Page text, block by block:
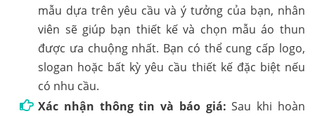
mẫu dựa trên yêu cầu và ý tưởng của bạn, nhân
viên sẽ giúp bạn thiết kế và chọn mẫu áo thun
được ưa chuộng nhất. Bạn có thể cung cấp logo,
slogan hoặc bất kỳ yêu cầu thiết kế đặc biệt nếu
có nhu cầu.
Xác nhận thông tin và báo giá: Sau khi hoàn